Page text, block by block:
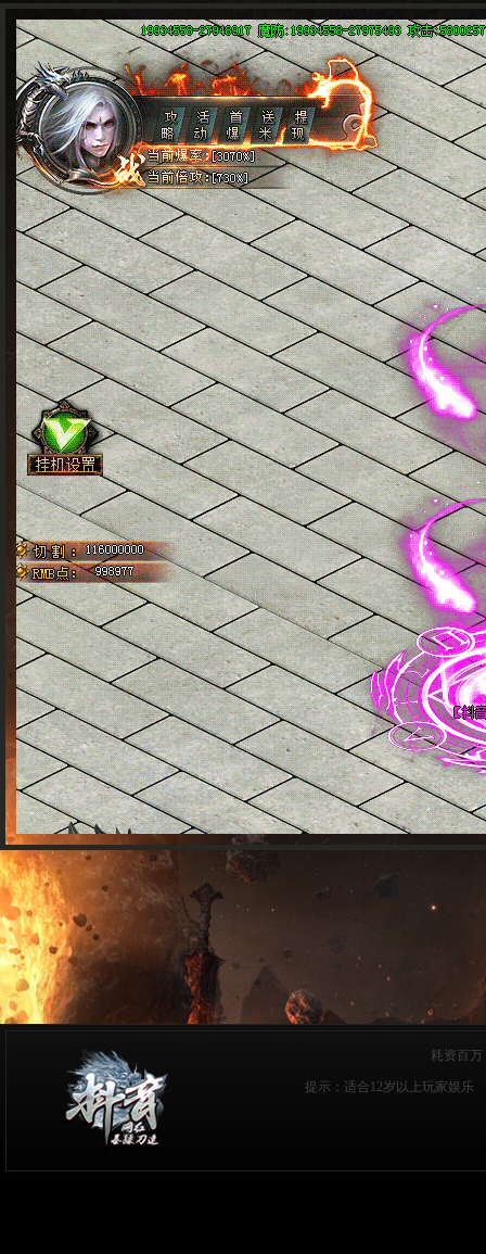
耗资百万
提示：适合12岁以上玩家娱乐